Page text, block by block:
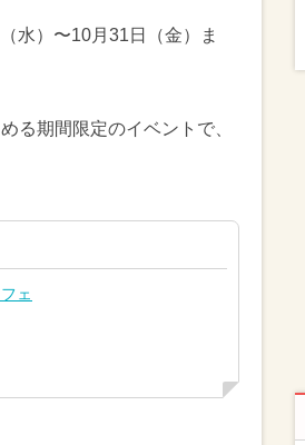
水）〜10月31日（金）ま
る期間限定のイベントで、
ェ